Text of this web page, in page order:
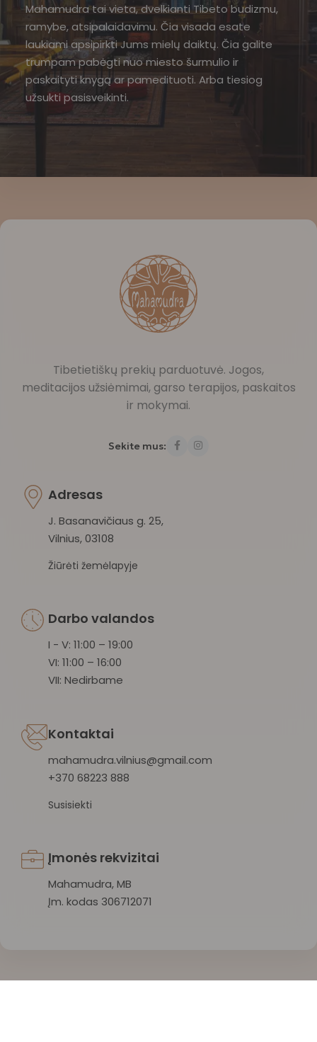
Mahamudra tai vieta, dvelkianti Tibeto budizmu,
ramybe, atsipalaidavimu. Čia visada esate
laukiami apsipirkti Jums mielų daiktų. Čia galite
trumpam pabėgti nuo miesto šurmulio ir
paskaityti knygą ar pamedituoti. Arba tiesiog
užsukti pasisveikinti.
Tibetietiškų prekių parduotuvė. Jogos,
meditacijos užsiėmimai, garso terapijos, paskaitos
ir mokymai.
Sekite mus:
Adresas
J. Basanavičiaus g. 25,
Vilnius, 03108
Žiūrėti žemėlapyje
Darbo valandos
I - V: 11:00 – 19:00
VI: 11:00 – 16:00
VII: Nedirbame
Kontaktai
mahamudra.vilnius@gmail.com
+370 68223 888
Susisiekti
Įmonės rekvizitai
Mahamudra, MB
Įm. kodas 306712071